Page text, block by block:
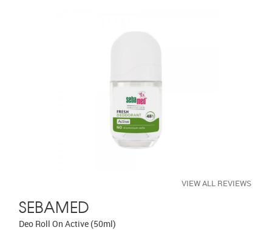
SEBAMED
Deo Roll On Active (50ml)
VIEW ALL REVIEWS